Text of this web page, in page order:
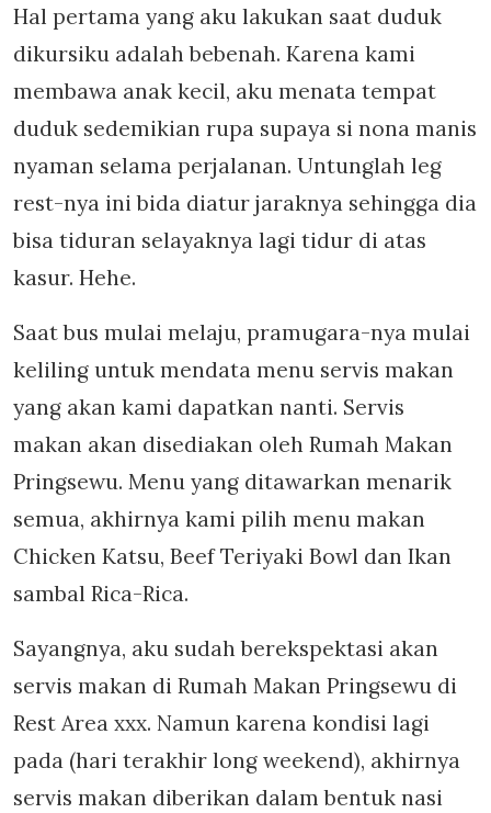
Hal pertama yang aku lakukan saat duduk
dikursiku adalah bebenah. Karena kami
membawa anak kecil, aku menata tempat
duduk sedemikian rupa supaya si nona manis
nyaman selama perjalanan. Untunglah leg
rest-nya ini bida diatur jaraknya sehingga dia
bisa tiduran selayaknya lagi tidur di atas
kasur. Hehe.
Saat bus mulai melaju, pramugara-nya mulai
keliling untuk mendata menu servis makan
yang akan kami dapatkan nanti. Servis
makan akan disediakan oleh Rumah Makan
Pringsewu. Menu yang ditawarkan menarik
semua, akhirnya kami pilih menu makan
Chicken Katsu, Beef Teriyaki Bowl dan Ikan
sambal Rica-Rica.
Sayangnya, aku sudah berekspektasi akan
servis makan di Rumah Makan Pringsewu di
Rest Area xxx. Namun karena kondisi lagi
pada (hari terakhir long weekend), akhirnya
servis makan diberikan dalam bentuk nasi